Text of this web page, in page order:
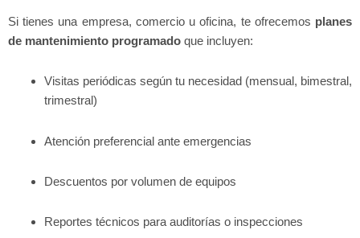
Si tienes una empresa, comercio u oficina, te ofrecemos planes
de mantenimiento programado que incluyen:
Visitas periódicas según tu necesidad (mensual, bimestral,
trimestral)
Atención preferencial ante emergencias
Descuentos por volumen de equipos
Reportes técnicos para auditorías o inspecciones